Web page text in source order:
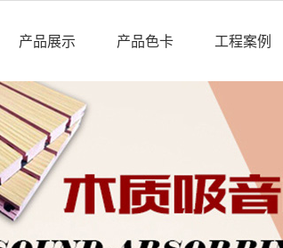
产品展示 产品色卡 工程案例